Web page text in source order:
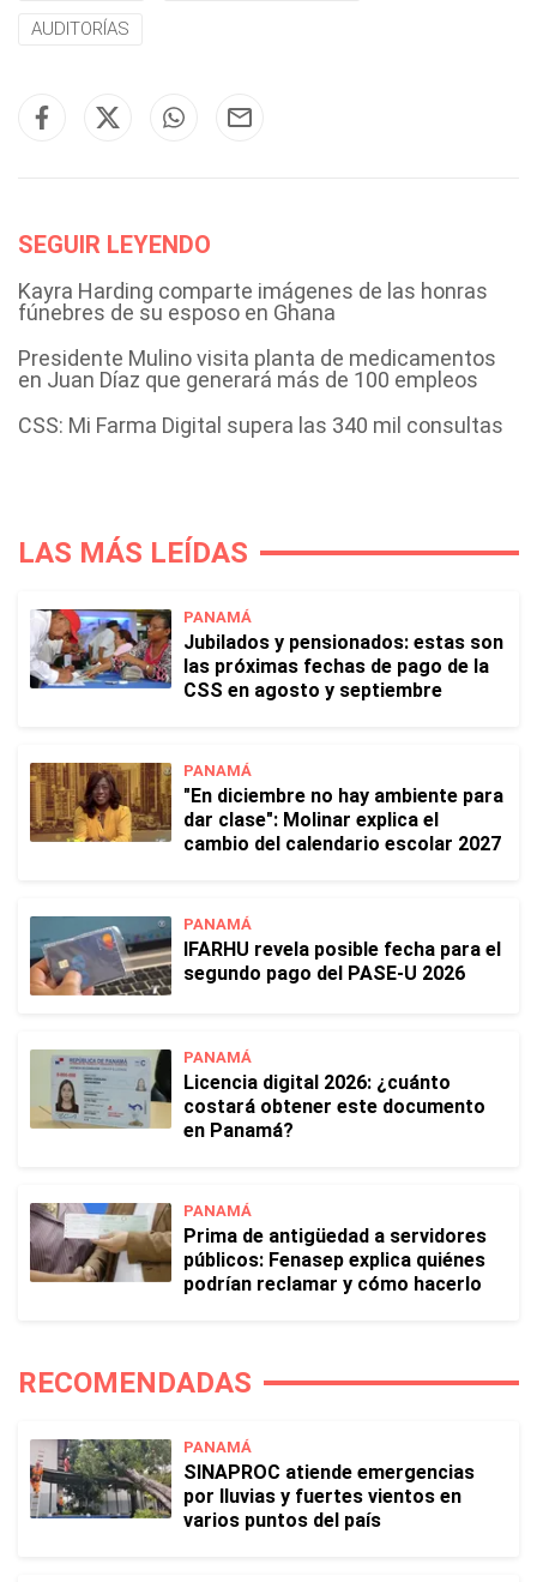
AUDITORÍAS
SEGUIR LEYENDO
Kayra Harding comparte imágenes de las honras
fúnebres de su esposo en Ghana
Presidente Mulino visita planta de medicamentos
en Juan Díaz que generará más de 100 empleos
CSS: Mi Farma Digital supera las 340 mil consultas
LAS MÁS LEÍDAS
PANAMÁ
Jubilados y pensionados: estas son
las próximas fechas de pago de la
CSS en agosto y septiembre
PANAMÁ
"En diciembre no hay ambiente para
dar clase": Molinar explica el
cambio del calendario escolar 2027
PANAMÁ
IFARHU revela posible fecha para el
segundo pago del PASE-U 2026
PANAMÁ
Licencia digital 2026: ¿cuánto
costará obtener este documento
en Panamá?
PANAMÁ
Prima de antigüedad a servidores
públicos: Fenasep explica quiénes
podrían reclamar y cómo hacerlo
RECOMENDADAS
PANAMÁ
SINAPROC atiende emergencias
por lluvias y fuertes vientos en
varios puntos del país